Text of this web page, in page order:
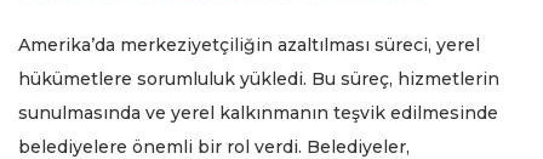
Amerika’da merkeziyetçiliğin azaltılması süreci, yerel
hükümetlere sorumluluk yükledi. Bu süreç, hizmetlerin
sunulmasında ve yerel kalkınmanın teşvik edilmesinde
belediyelere önemli bir rol verdi. Belediyeler,